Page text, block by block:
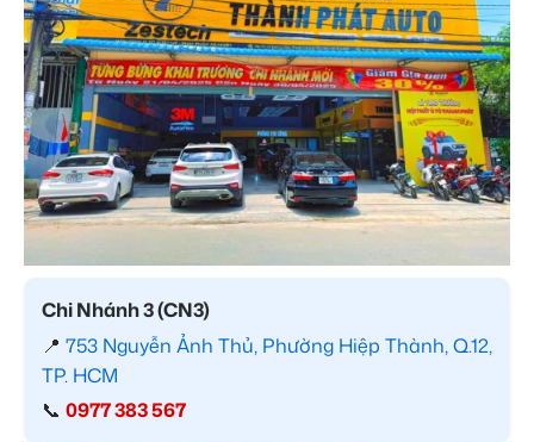
Chi Nhánh 3 (CN3)
📍 753 Nguyễn Ảnh Thủ, Phường Hiệp Thành, Q.12,
TP. HCM
📞 0977 383 567